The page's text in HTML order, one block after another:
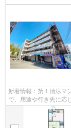
新着情報：第１清涼マ
で、用途や行き先に応
です。安全面を気にす